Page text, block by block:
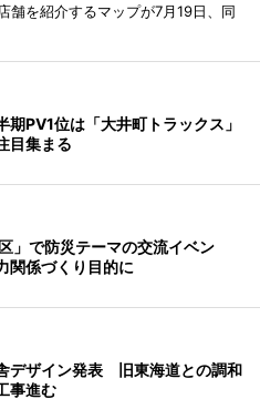
舗を紹介するマップが7月19日、同
期PV1位は「大井町トラックス」
目集まる
」で防災テーマの交流イベン
関係づくり目的に
デザイン発表 旧東海道との調和
事進む